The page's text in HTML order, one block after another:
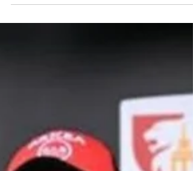
Emanuel Buchmann (Cofidis) : « Cofidis
le cas chez Bora »